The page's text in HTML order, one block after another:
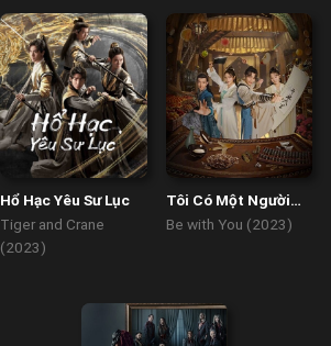
Hổ Hạc Yêu Sư Lục
Tiger and Crane
(2023)
Tôi Có Một Người
Bạn
Be with You (2023)